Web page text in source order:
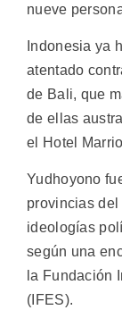
nueve
Indonesia ya
atentado
de Bali, que
de ellas
el Hotel
Yudhoyono
provincias
ideologías
según una
la Fundación
(IFES).